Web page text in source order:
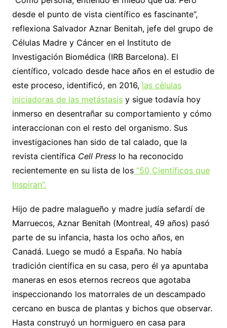
desde el punto de vista científico es fascinante”,
reflexiona Salvador Aznar Benitah, jefe del grupo de
Células Madre y Cáncer en el Instituto de
Investigación Biomédica (IRB Barcelona). El
científico, volcado desde hace años en el estudio de
este proceso, identificó, en 2016, las células
iniciadoras de las metástasisy sigue todavía hoy
inmerso en desentrañar su comportamiento y cómo
interaccionan con el resto del organismo. Sus
investigaciones han sido de tal calado, que la
revista científica Cell Press lo ha reconocido
recientemente en su lista de los“50 Científicos que
Inspiran”.
Hijo de padre malagueño y madre judía sefardí de
Marruecos, Aznar Benitah (Montreal, 49 años) pasó
parte de su infancia, hasta los ocho años, en
Canadá. Luego se mudó a España. No había
tradición científica en su casa, pero él ya apuntaba
maneras en esos eternos recreos que agotaba
inspeccionando los matorrales de un descampado
cercano en busca de plantas y bichos que observar.
Hasta construyó un hormiguero en casa para